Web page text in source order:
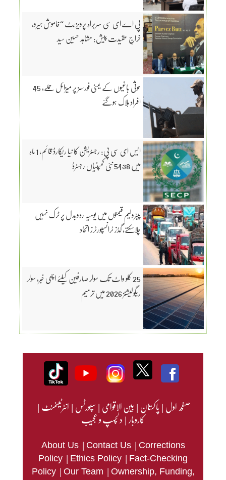
پی اے ای سی سربراہ پرویز بٹ “خاموش ہیرو،
خراجِ عقیدت پیش: مشاہد حسین سید
حوثی باغیوں کے یمنی فورسز پر میزائل حملے، 45
افراد ہلاک ہوگئے
ایس ای سی پی: رجسٹریشن کا نیا ریکارڈ قائم، 1 ماہ
میں 5438 نئی کمپنیاں رجسٹرڈ
پیٹرولیم قیمتوں میں یومیہ ردوبدل پر ٹرک نہیں
چلاسکتے، گڈز ٹرانسپورٹرز اتحاد
25 کلو واٹ تک سولر صارفین کیلئے اچھی خبر، سولر
ریگولیشنز 2026 میں ترمیم
صفحہ اول|پاکستان|بین الاقوامی|سپورٹس|انٹرٹینمنٹ|
کاروبار|دلچسپ و عجیب
About Us | Contact Us | Corrections
Policy | Ethics Policy | Fact-Checking
Policy | Our Team | Ownership, Funding,